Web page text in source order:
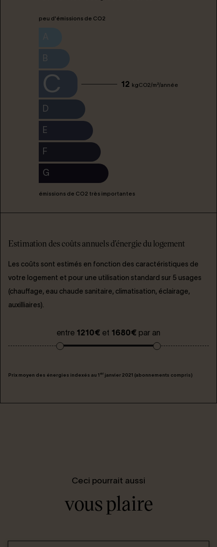
peu d'émissions de CO2
B
C 12 kgCO2/m²/année
D
E
F
G
émissions de CO2 très importantes
Estimation des coûts annuels d'énergie du logement
Les coûts sont estimés en fonction des caractéristiques de
votre logement et pour une utilisation standard sur 5 usages
(chauffage, eau chaude sanitaire, climatisation, éclairage,
auxilliaires).
entre 1210€ et 1680€ par an
Prix moyen des énergies indexés au 1 er janvier 2021 (abonnements compris)
Ceci pourrait aussi
vous plaire